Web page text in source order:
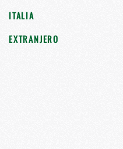
ITALIA
EXTRANJERO